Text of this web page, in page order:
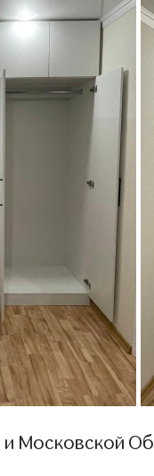
Московской